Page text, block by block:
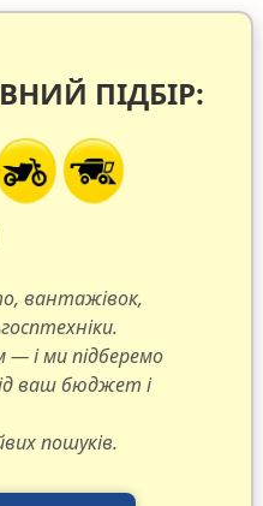
ПІДБІР:
вантажівок,
і ми підберемо
ваш бюджет і
пошуків.